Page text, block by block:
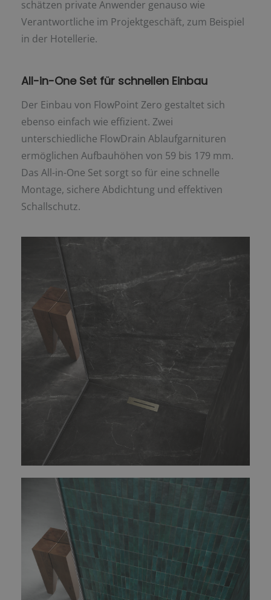
schätzen private Anwender genauso wie
Verantwortliche im Projektgeschäft, zum Beispiel
in der Hotellerie.
All-in-One Set für schnellen Einbau
Der Einbau von FlowPoint Zero gestaltet sich
ebenso einfach wie effizient. Zwei
unterschiedliche FlowDrain Ablaufgarnituren
ermöglichen Aufbauhöhen von 59 bis 179 mm.
Das All-in-One Set sorgt so für eine schnelle
Montage, sichere Abdichtung und effektiven
Schallschutz.